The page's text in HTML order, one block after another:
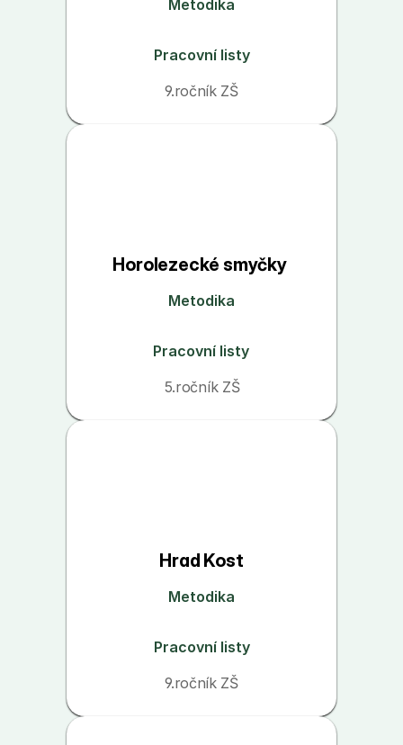
Metodika
Pracovní listy
9.ročník ZŠ
Horolezecké smyčky
Metodika
Pracovní listy
5.ročník ZŠ
Hrad Kost
Metodika
Pracovní listy
9.ročník ZŠ